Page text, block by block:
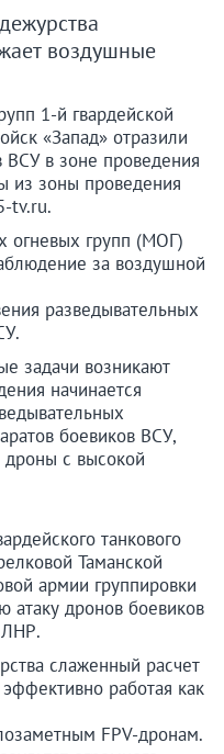
воздушные
1-й гвардейской
«Запад» отразили
ВСУ в зоне проведения
зоны проведения
tv.ru.
огневых групп (МОГ)
за воздушной
разведывательных
задачи возникают
начинается
боевиков ВСУ,
с высокой
танкового
Таманской
армии группировки
атаку дронов боевиков
слаженный расчет
работая как
FPV-дронам.